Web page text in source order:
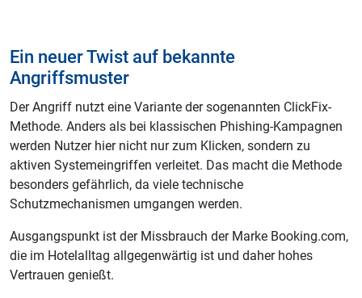
Ein neuer Twist auf bekannte
Angriffsmuster
Der Angriff nutzt eine Variante der sogenannten ClickFix-
Methode. Anders als bei klassischen Phishing-Kampagnen
werden Nutzer hier nicht nur zum Klicken, sondern zu
aktiven Systemeingriffen verleitet. Das macht die Methode
besonders gefährlich, da viele technische
Schutzmechanismen umgangen werden.
Ausgangspunkt ist der Missbrauch der Marke Booking.com,
die im Hotelalltag allgegenwärtig ist und daher hohes
Vertrauen genießt.